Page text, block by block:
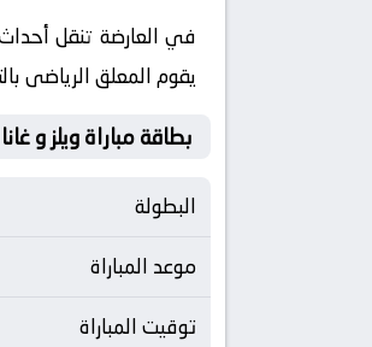
يقوم المعلق الرياضى
بطاقة مباراة ويلز و غانا
البطولة
موعد المباراة
توقيت المباراة